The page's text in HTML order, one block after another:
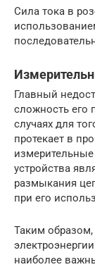
Сила тока в
Главный
сложность его
случаях для
протекает в
устройства
размыкания
при его
Таким образом,
наиболее